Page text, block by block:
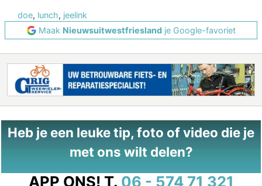
doe, lunch, jeelink
Maak Nieuwsuitwestfrieslandje Google-favoriet
Heb je een leuke tip, foto of video die je
met ons wilt delen?
APP ONS! T. 06 - 574 71 321